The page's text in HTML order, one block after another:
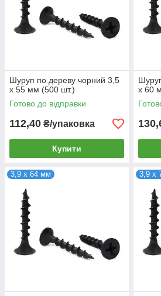
Шуруп по дереву чорний 3,5
х 55 мм (500 шт.)
Готово до відправки
112,40 ₴/упаковка
Купити
х 60
3,9 х 64 мм 3,9 х